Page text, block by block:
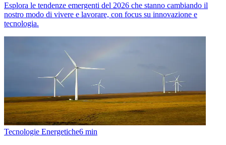
Esplora le tendenze emergenti del 2026 che stanno cambiando il
nostro modo di vivere e lavorare, con focus su innovazione e
tecnologia.
Tecnologie Energetiche6 min